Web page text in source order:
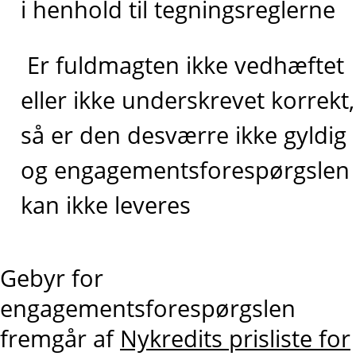
i henhold til tegningsreglerne
Er fuldmagten ikke vedhæftet
eller ikke underskrevet korrekt,
så er den desværre ikke gyldig
og engagementsforespørgslen
kan ikke leveres
Gebyr for
engagementsforespørgslen
fremgår af Nykredits prisliste for